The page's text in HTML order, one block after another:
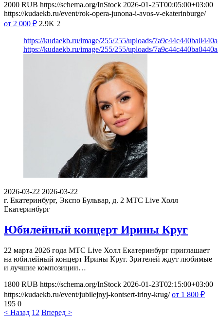
2000 RUB https://schema.org/InStock 2026-01-25T00:05:00+03:00
https://kudaekb.ru/event/rok-opera-junona-i-avos-v-ekaterinburge/
от 2 000 ₽ 2.9K 2
https://kudaekb.ru/image/255/255/uploads/
https://kudaekb.ru/image/255/255/uploads/
2026-03-22 2026-03-22
г. Екатеринбург, Экспо Бульвар, д. 2 МТС Live Холл
Екатеринбург
Юбилейный концерт Ирины Круг
22 марта 2026 года МТС Live Холл Екатеринбург приглашает
на юбилейный концерт Ирины Круг. Зрителей ждут любимые
и лучшие композиции…
1800 RUB https://schema.org/InStock 2026-01-23T02:15:00+03:00
https://kudaekb.ru/event/jubilejnyj-kontsert-iriny-krug/ от 1 800 ₽
195 0
< Назад 1 2 Вперед >